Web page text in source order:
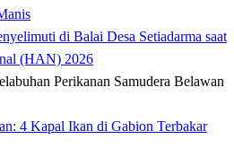
di Balai Desa Setiadarma saat
(HAN) 2026
4 Kapal Ikan di Gabion Terbakar